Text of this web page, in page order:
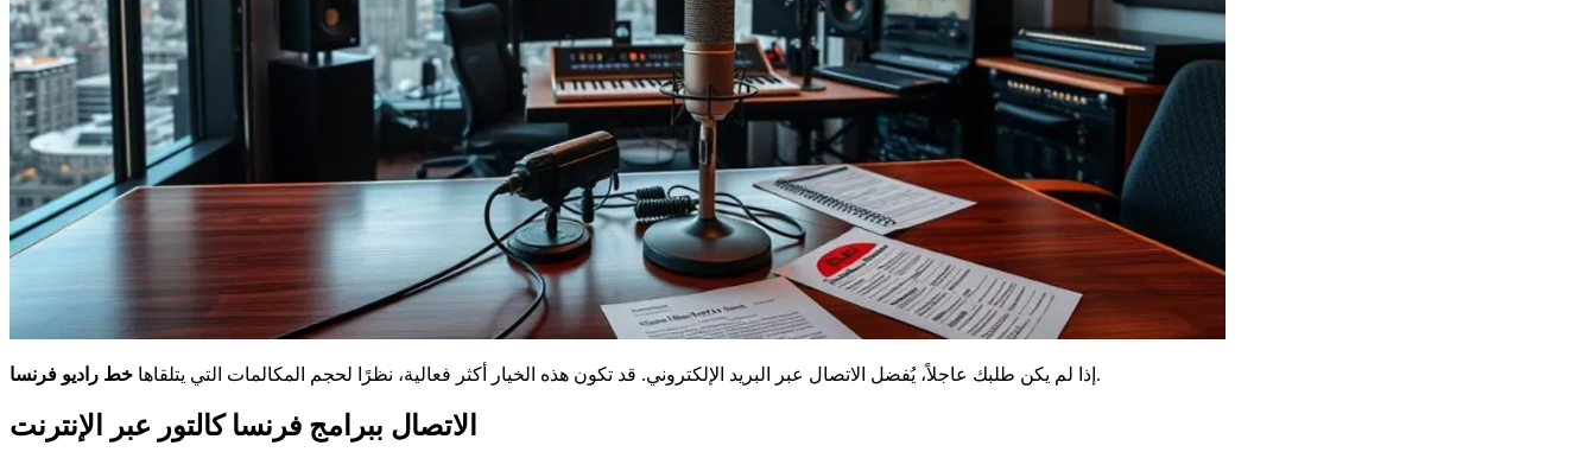
إذا لم يكن طلبك عاجلاً، يُفضل الاتصال عبر البريد الإلكتروني. قد تكون هذه الخيار أكثر فعالية، نظرًا لحجم المكالمات التي يتلقاها خط راديو فرنسا .
الاتصال ببرامج فرنسا كالتور عبر الإنترنت